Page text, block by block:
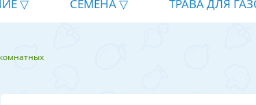
СЕМЕНА ТРАВА ДЛЯ